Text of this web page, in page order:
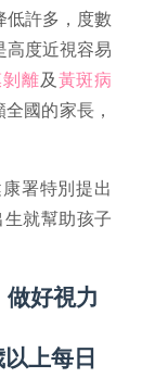
低許多，度數
高度近視容易
離及黃斑病
國的家長，
署特別提出
生就幫助孩子
好視力
上每日